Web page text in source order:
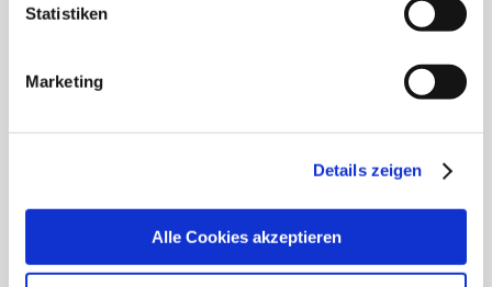
Statistiken
Marketing
Details zeigen
Alle Cookies akzeptieren
Highlights und aktuellen Angeboten in
Stellenangebote